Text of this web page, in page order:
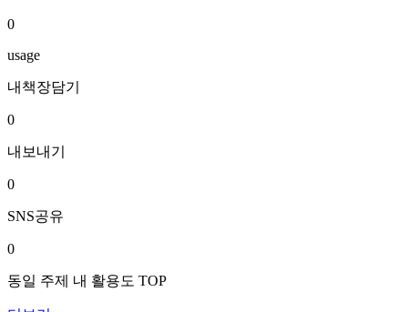
0
usage
내책장담기
0
내보내기
0
SNS공유
0
동일 주제 내 활용도 TOP